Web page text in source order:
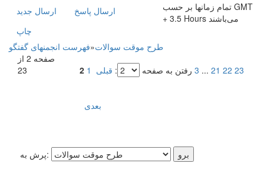
ارسال جديد
ارسال پاسخ
چاپ
تمام زمانها بر حسب GMT
+ 3.5 Hours می‌باشند
فهرست انجمنهای گفتگو»طرح موقت سوالات
صفحه 2 از
23
رفتن به صفحه : قبلی 1
2 3 ... 21 22 23
بعدی
پرش به: